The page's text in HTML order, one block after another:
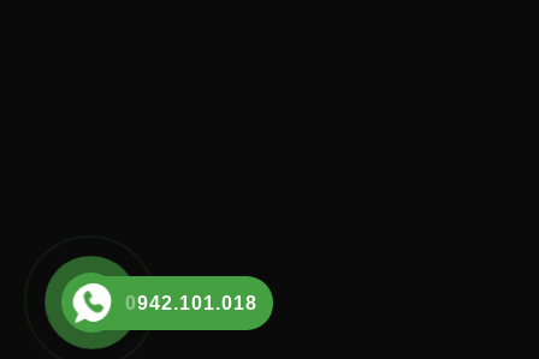
0942.101.018